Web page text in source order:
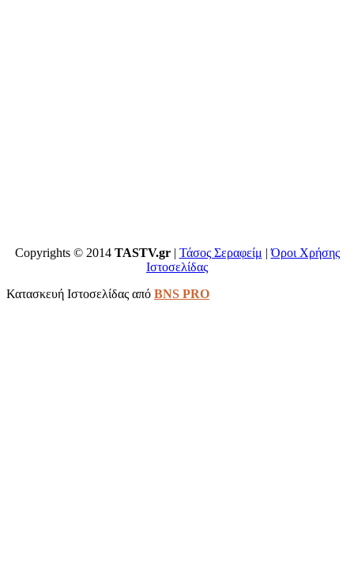
Copyrights © 2014 TASTV.gr| Τάσος Σεραφείμ |Όροι Χρήσης
Ιστοσελίδας
Κατασκευή Ιστοσελίδας από BNS PRO